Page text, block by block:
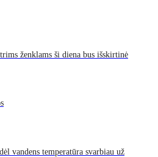
ženklams ši diena bus išskirtinė
vandens temperatūra svarbiau už